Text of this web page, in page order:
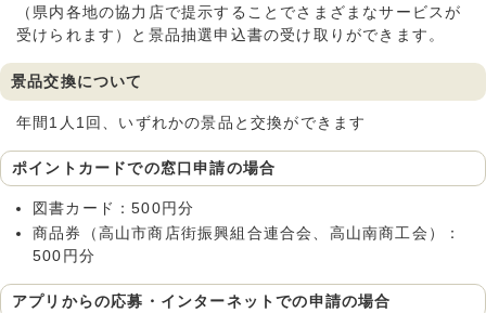
（県内各地の協力店で提示することでさまざまなサービスが
受けられます）と景品抽選申込書の受け取りができます。
景品交換について
年間1人1回、いずれかの景品と交換ができます
ポイントカードでの窓口申請の場合
図書カード：500円分
商品券（高山市商店街振興組合連合会、高山南商工会）：
500円分
アプリからの応募・インターネットでの申請の場合